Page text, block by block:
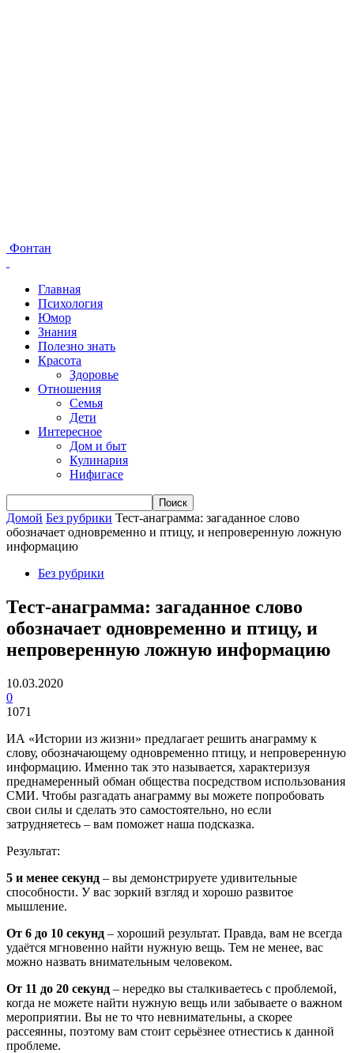
Фонтан
Главная
Психология
Юмор
Знания
Полезно знать
Красота
Здоровье
Отношения
Семья
Дети
Интересное
Дом и быт
Кулинария
Нифигасе
Домой Без рубрики Тест-анаграмма: загаданное слово
обозначает одновременно и птицу, и непроверенную ложную
информацию
Без рубрики
Тест-анаграмма: загаданное слово
обозначает одновременно и птицу, и
непроверенную ложную информацию
10.03.2020
0
1071
ИА «Истории из жизни» предлагает решить анаграмму к
слову, обозначающему одновременно птицу, и непроверенную
информацию. Именно так это называется, характеризуя
преднамеренный обман общества посредством использования
СМИ. Чтобы разгадать анаграмму вы можете попробовать
свои силы и сделать это самостоятельно, но если
затрудняетесь – вам поможет наша подсказка.
Результат:
5 и менее секунд – вы демонстрируете удивительные
способности. У вас зоркий взгляд и хорошо развитое
мышление.
От 6 до 10 секунд – хороший результат. Правда, вам не всегда
удаётся мгновенно найти нужную вещь. Тем не менее, вас
можно назвать внимательным человеком.
От 11 до 20 секунд – нередко вы сталкиваетесь с проблемой,
когда не можете найти нужную вещь или забываете о важном
мероприятии. Вы не то что невнимательны, а скорее
рассеянны, поэтому вам стоит серьёзнее отнестись к данной
проблеме.